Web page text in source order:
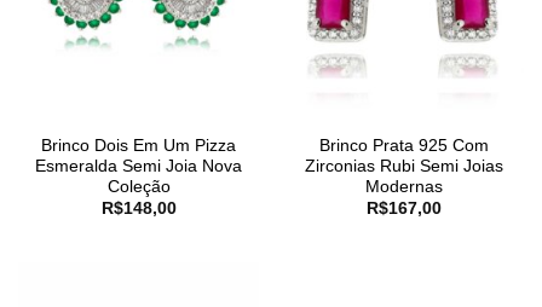
Brinco Dois Em Um Pizza
Esmeralda Semi Joia Nova
Coleção
R$148,00
Brinco Prata 925 Com
Zirconias Rubi Semi Joias
Modernas
R$167,00